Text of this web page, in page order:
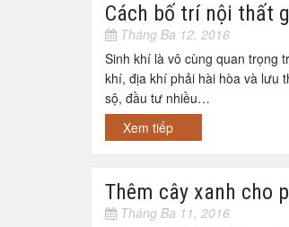
Cách bố trí nội thất
Tháng Ba 12, 2016
Sinh khí là vô cùng quan trọng
khí, địa khí phải hài hòa và lưu
sộ, đầu tư nhiều…
Xem tiếp
Thêm cây xanh cho
Tháng Ba 11, 2016